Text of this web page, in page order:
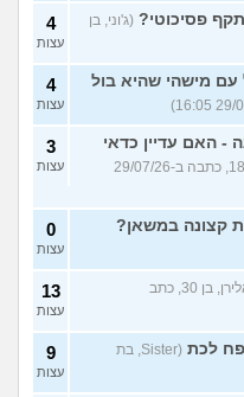
פסיכוטי? (ג'וני, בן
4
עצות
מישהי שהיא בול
4
עצות
- האם עדיין כדאי
(אסראא, בת 18, כתבה ב-29/07/26
3
עצות
קצונה במשאן? 0
עצות
(אלירן, בן 30, כתב
13
עצות
לכת
(Sister, בת
9
עצות